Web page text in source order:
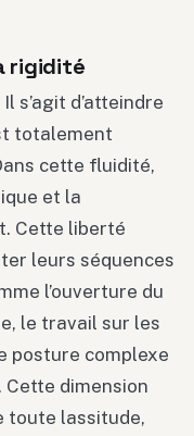
rigidité
s’agit d’atteindre
totalement
cette fluidité,
et la
Cette liberté
leurs séquences
l’ouverture du
le travail sur les
posture complexe
Cette dimension
toute lassitude,